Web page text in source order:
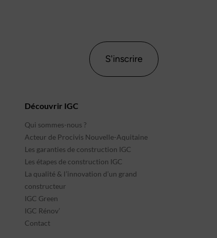
S'inscrire
Découvrir IGC
Qui sommes-nous ?
Acteur de Procivis Nouvelle-Aquitaine
Les garanties de construction IGC
Les étapes de construction IGC
La qualité & l’innovation d’un grand
constructeur
IGC Green
IGC Rénov’
Contact